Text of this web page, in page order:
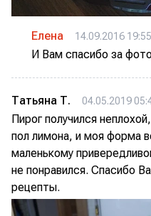
Елена 14.09.2016 19:55
И Вам спасибо за
Татьяна Т. 04.05.2019
Пирог получился
пол лимона, и моя форма
маленькому
не понравился. Спасибо
рецепты.